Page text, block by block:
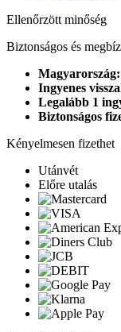
Ellenőrzött minőség
Biztonságos és
Ingyenes
Legalább 1
Biztonságos
Kényelmesen fizethet
Utánvét
Előre utalás